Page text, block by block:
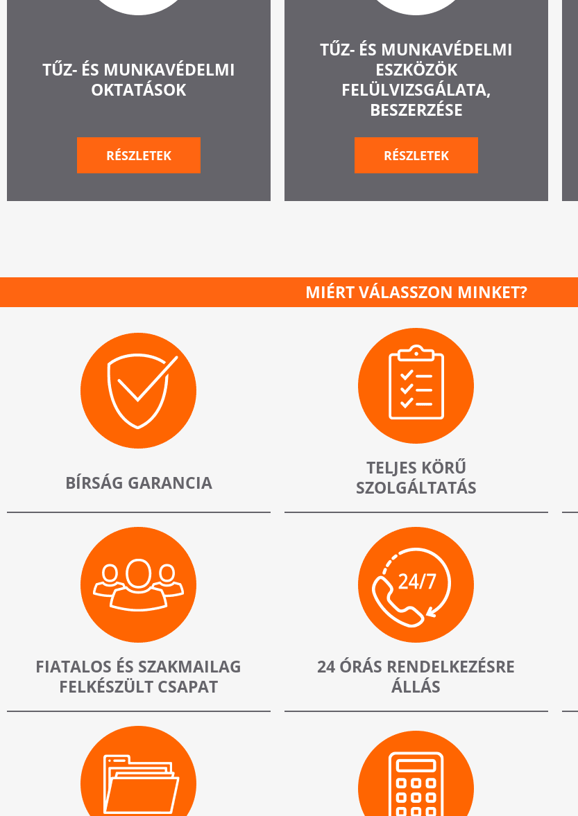
TŰZ- ÉS MUNKAVÉDELMI
OKTATÁSOK
RÉSZLETEK
TŰZ- ÉS MUNKAVÉDELMI
ESZKÖZÖK
FELÜLVIZSGÁLATA,
BESZERZÉSE
RÉSZLETEK
MIÉRT VÁLASSZON MINKET?
BÍRSÁG GARANCIA
TELJES KÖRŰ
SZOLGÁLTATÁS
FIATALOS ÉS SZAKMAILAG
FELKÉSZÜLT CSAPAT
24 ÓRÁS RENDELKEZÉSRE
ÁLLÁS